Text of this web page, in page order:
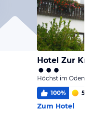
Hotel Zur
Höchst im
100% 5,6
Zum Hotel